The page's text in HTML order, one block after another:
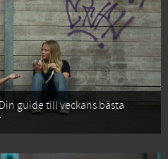
guide till veckans bästa